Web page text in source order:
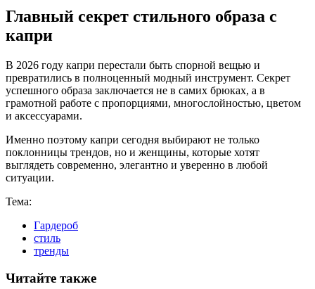
Главный секрет стильного образа с
капри
В 2026 году капри перестали быть спорной вещью и
превратились в полноценный модный инструмент. Секрет
успешного образа заключается не в самих брюках, а в
грамотной работе с пропорциями, многослойностью, цветом
и аксессуарами.
Именно поэтому капри сегодня выбирают не только
поклонницы трендов, но и женщины, которые хотят
выглядеть современно, элегантно и уверенно в любой
ситуации.
Тема:
Гардероб
стиль
тренды
Читайте также